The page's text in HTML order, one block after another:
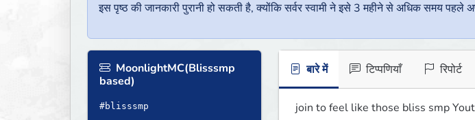
इस पृष्ठ की जानकारी पुरानी हो सकती है, क्योंकि सर्वर स्वामी ने इसे 3 महीने से अधिक समय पहले
MoonlightMC(Blisssmp
based)
#blisssmp
बारे में टिप्पणियाँ रिपोर्ट
join to feel like those bliss smp